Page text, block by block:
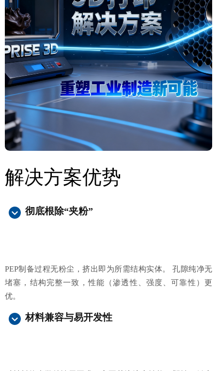
彻底根除“夹粉”
解决方案优势
PEP制备过程无粉尘，挤出即为所需结构实体。 孔隙纯净无
堵塞，结构完整一致，性能（渗透性、强度、可靠性）更
优。
材料兼容与易开发性